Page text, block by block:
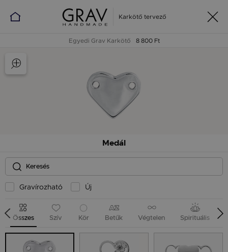
Karkötő tervező
Egyedi Grav Karkötő 8 800 Ft
Medál
Gravírozható Új
Összes Szív Kör Betűk Végtelen Spirituális